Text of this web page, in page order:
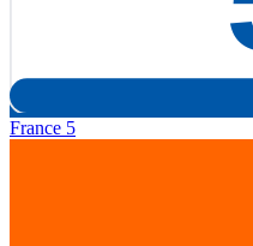
France 5